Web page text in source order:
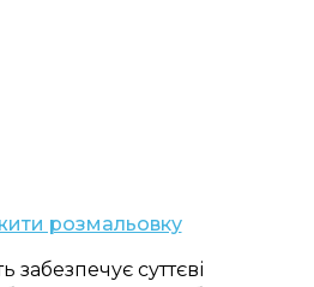
розмальовку
забезпечує суттєві